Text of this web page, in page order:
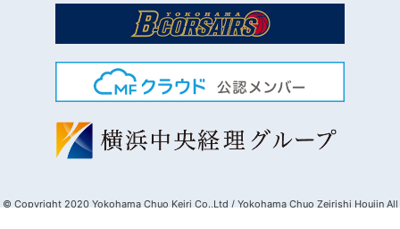
© Copyright 2020 Yokohama Chuo Keiri Co.,Ltd / Yokohama Chuo Zeirishi Houjin All